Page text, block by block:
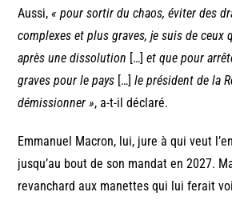
Aussi,« pour sortir du chaos, éviter des
complexes et plus graves, je suis de ceux
après une dissolution […]et que pour
graves pour le pays […]le président de la
démissionner », a-t-il déclaré.
Emmanuel Macron, lui, jure à qui veut
jusqu’au bout de son mandat en 2027.
revanchard aux manettes qui lui ferait